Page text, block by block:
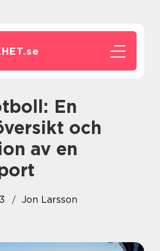
se
och
av en
Jon Larsson